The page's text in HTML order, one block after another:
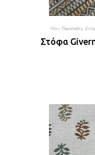
Νέες Παραλαβές,
Στόφα